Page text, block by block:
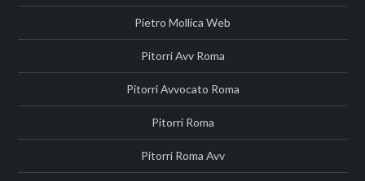
Pietro Mollica Web
Pitorri Avv Roma
Pitorri Avvocato Roma
Pitorri Roma
Pitorri Roma Avv